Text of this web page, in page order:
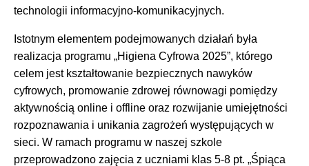
technologii informacyjno-komunikacyjnych.
Istotnym elementem podejmowanych działań była
realizacja programu „Higiena Cyfrowa 2025”, którego
celem jest kształtowanie bezpiecznych nawyków
cyfrowych, promowanie zdrowej równowagi pomiędzy
aktywnością online i offline oraz rozwijanie umiejętności
rozpoznawania i unikania zagrożeń występujących w
sieci. W ramach programu w naszej szkole
przeprowadzono zajęcia z uczniami klas 5-8 pt. „Śpiąca